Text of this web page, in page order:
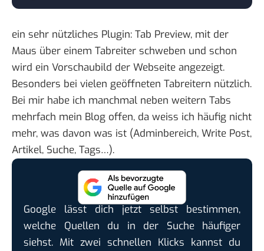
ein sehr nützliches Plugin: Tab Preview, mit der
Maus über einem Tabreiter schweben und schon
wird ein Vorschaubild der Webseite angezeigt.
Besonders bei vielen geöffneten Tabreitern nützlich.
Bei mir habe ich manchmal neben weitern Tabs
mehrfach mein Blog offen, da weiss ich häufig nicht
mehr, was davon was ist (Adminbereich, Write Post,
Artikel, Suche, Tags…).
Google lässt dich jetzt selbst bestimmen,
welche Quellen du in der Suche häufiger
siehst. Mit zwei schnellen Klicks kannst du